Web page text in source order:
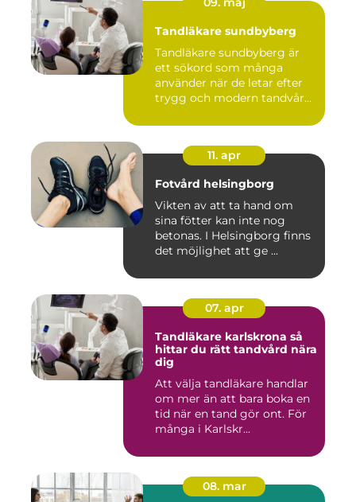
Tandläkare sundbyberg
Tandläkare sundbyberg är
ett sökord som många
använder när de letar efter
trygg och modern tandvård
11. apr
Fotvård helsingborg
Vikten av att ta hand om
sina fötter kan inte nog
betonas. I Helsingborg finns
det möjlighet att ge ...
07. apr
Tandläkare karlskrona så
hittar du rätt tandvård nära
dig
Att välja tandläkare handlar
om mer än att bara boka en
tid när en tand gör ont. För
många i Karlskr...
08. mar